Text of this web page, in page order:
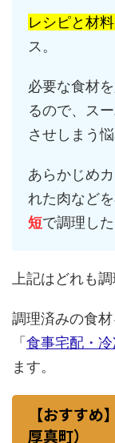
レシピと材
ス。
必要な食材
るので、ス
させしまう
あらかじめ
れた肉など
短で調理し
上記はどれも
調理済みの食
「 食事宅配・冷
ます。
【おすす
厚真町）